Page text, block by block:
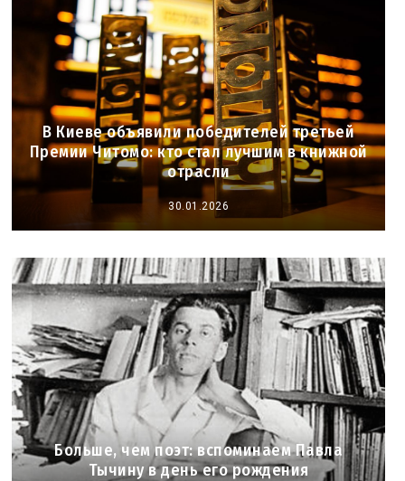
В Киеве объявили победителей третьей
Премии Читомо: кто стал лучшим в книжной
отрасли
30.01.2026
Больше, чем поэт: вспоминаем Павла
Тычину в день его рождения